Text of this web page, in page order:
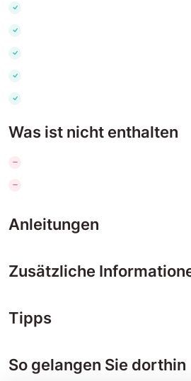
Was ist nicht enthalten
Anleitungen
Zusätzliche
Tipps
So gelangen Sie dorthin